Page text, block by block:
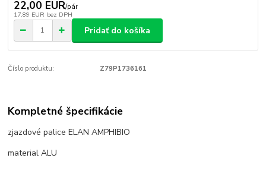
22,00 EUR/pár
17,89 EUR bez DPH
Pridať do košíka
Číslo produktu: Z79P1736161
Kompletné špecifikácie
zjazdové palice ELAN AMPHIBIO
material ALU